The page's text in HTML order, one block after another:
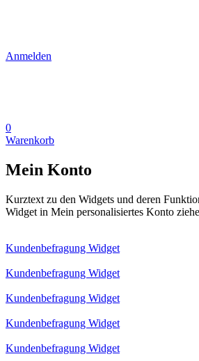
Anmelden
0
Warenkorb
Mein Konto
Kurztext zu den Widgets und deren
Widget in Mein personalisiertes Konto
Kundenbefragung Widget
Kundenbefragung Widget
Kundenbefragung Widget
Kundenbefragung Widget
Kundenbefragung Widget